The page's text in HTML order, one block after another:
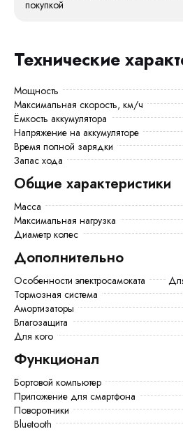
покупкой
Технические
Мощность
Максимальная скорость, км/ч
Ёмкость аккумулятора
Напряжение на аккумуляторе
Время полной зарядки
Запас хода
Общие характеристики
Масса
Максимальная нагрузка
Диаметр колес
Дополнительно
Особенности электросамоката
Тормозная система
Амортизаторы
Влагозащита
Для кого
Функционал
Бортовой компьютер
Приложение для смартфона
Поворотники
Bluetooth